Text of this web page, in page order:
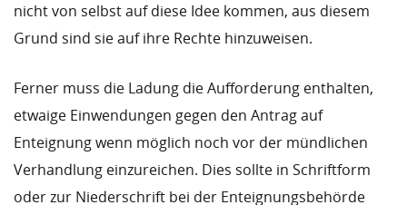
nicht von selbst auf diese Idee kommen, aus diesem
Grund sind sie auf ihre Rechte hinzuweisen.
Ferner muss die Ladung die Aufforderung enthalten,
etwaige Einwendungen gegen den Antrag auf
Enteignung wenn möglich noch vor der mündlichen
Verhandlung einzureichen. Dies sollte in Schriftform
oder zur Niederschrift bei der Enteignungsbehörde